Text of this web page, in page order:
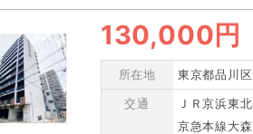
130,000円
所在地
東京都品川
交通
ＪＲ京浜東
京急本線大